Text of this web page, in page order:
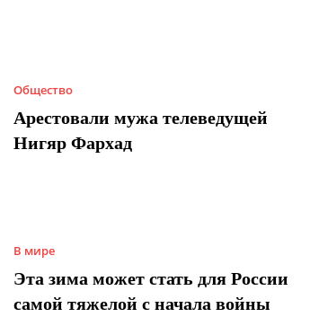
Общество
Арестовали мужа телеведущей
Нигяр Фархад
В мире
Эта зима может стать для России
самой тяжелой с начала войны